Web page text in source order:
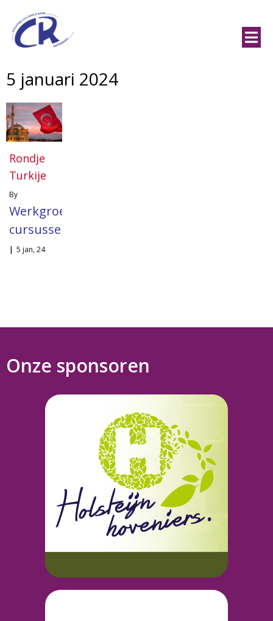
5 januari 2024
Rondje
Turkije
By
Werkgroep
cursussen
| 5 jan, 24
Onze sponsoren